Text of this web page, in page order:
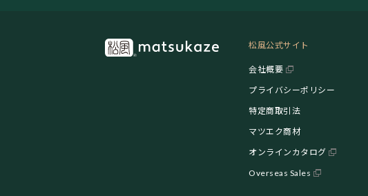
松風公式サイト
会社概要
プライバシーポリシー
特定商取引法
マツエク商材
オンラインカタログ
Overseas Sales